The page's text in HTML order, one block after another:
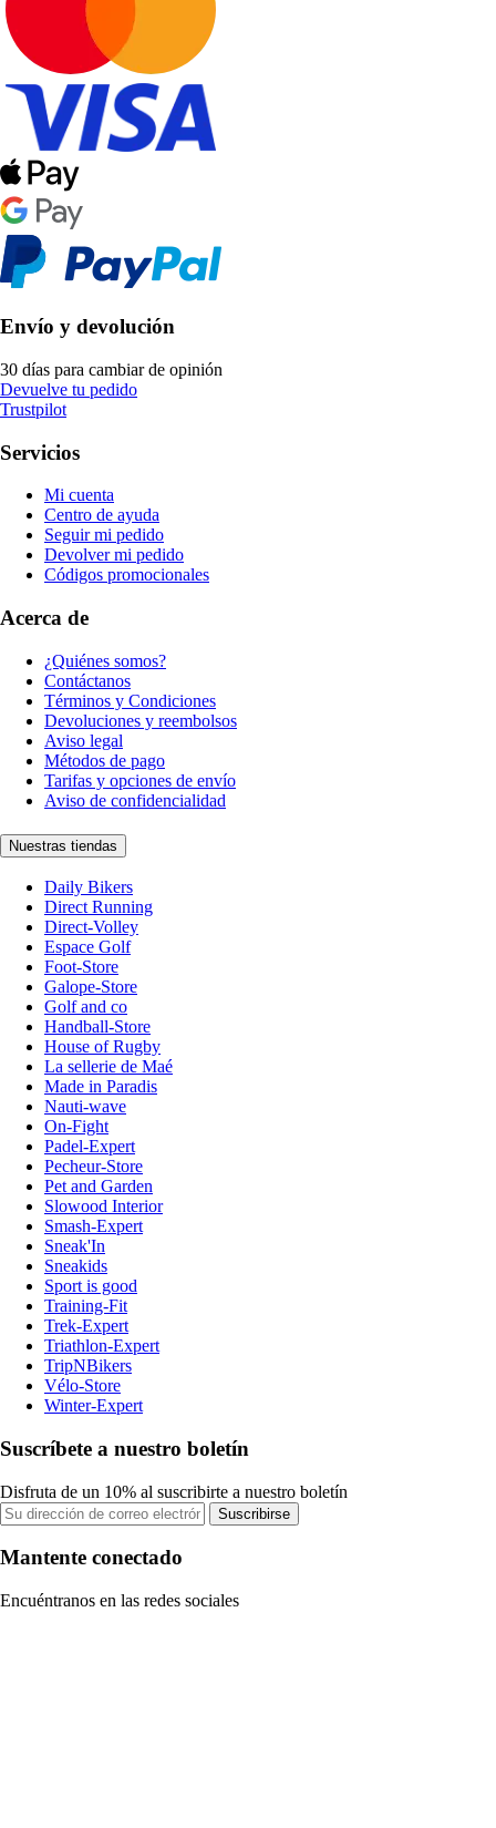
Envío y devolución
30 días para cambiar de opinión
Devuelve tu pedido
Trustpilot
Servicios
Mi cuenta
Centro de ayuda
Seguir mi pedido
Devolver mi pedido
Códigos promocionales
Acerca de
¿Quiénes somos?
Contáctanos
Términos y Condiciones
Devoluciones y reembolsos
Aviso legal
Métodos de pago
Tarifas y opciones de envío
Aviso de confidencialidad
Nuestras tiendas
Daily Bikers
Direct Running
Direct-Volley
Espace Golf
Foot-Store
Galope-Store
Golf and co
Handball-Store
House of Rugby
La sellerie de Maé
Made in Paradis
Nauti-wave
On-Fight
Padel-Expert
Pecheur-Store
Pet and Garden
Slowood Interior
Smash-Expert
Sneak'In
Sneakids
Sport is good
Training-Fit
Trek-Expert
Triathlon-Expert
TripNBikers
Vélo-Store
Winter-Expert
Suscríbete a nuestro boletín
Disfruta de un 10% al suscribirte a nuestro boletín
Suscribirse
Mantente conectado
Encuéntranos en las redes sociales